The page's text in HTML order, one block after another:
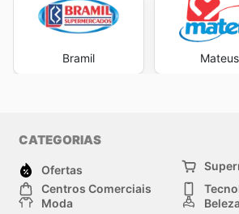
Bramil Mateus
CATEGORIAS
Ofertas
Centros Comerciais
Moda
Beleza